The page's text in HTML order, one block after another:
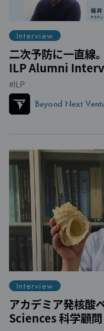
Interview
二次予防に一直線
ILP Alumni
ILP
Beyond Next
Interview
アカデミア発核酸
Sciences 科学顧問